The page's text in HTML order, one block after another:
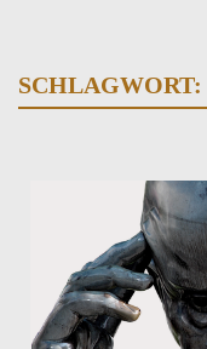
SCHLAGWORT: